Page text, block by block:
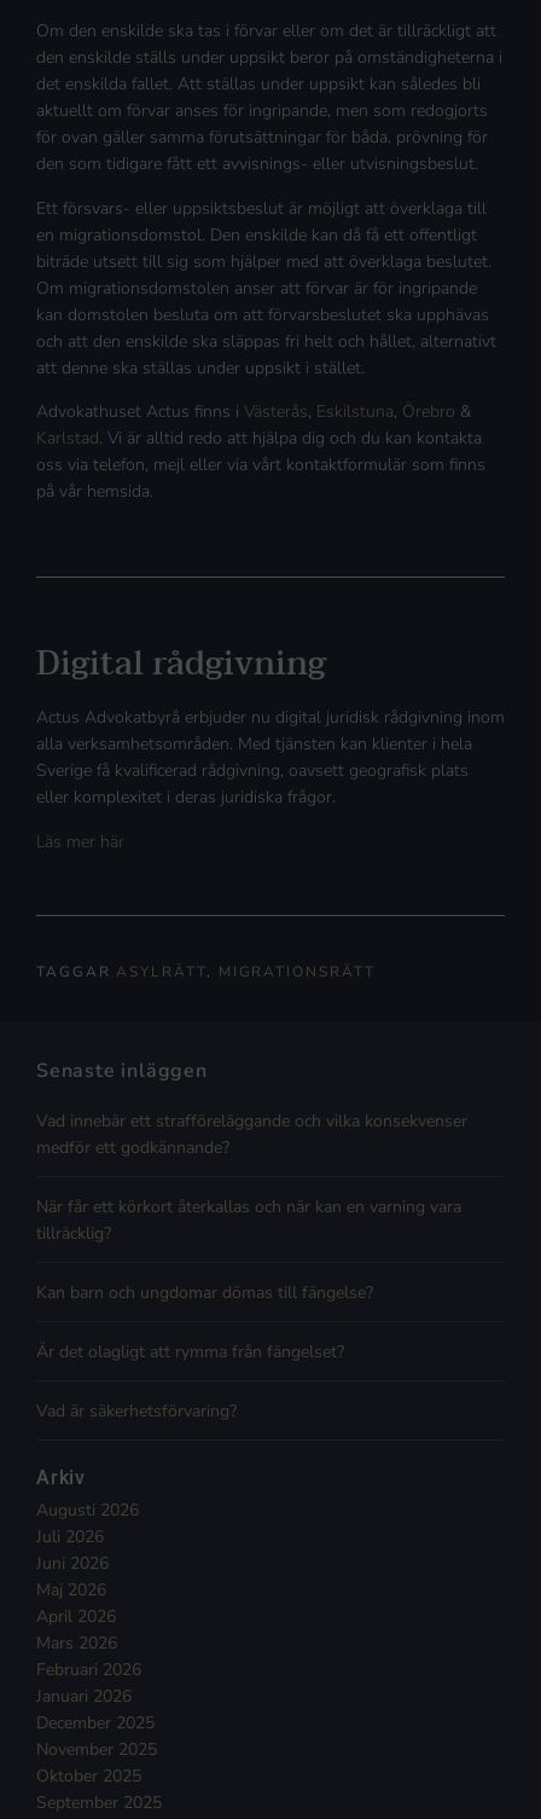
Om den enskilde ska tas i förvar eller om det är tillräckligt att
den enskilde ställs under uppsikt beror på omständigheterna i
det enskilda fallet. Att ställas under uppsikt kan således bli
aktuellt om förvar anses för ingripande, men som redogjorts
för ovan gäller samma förutsättningar för båda. prövning för
den som tidigare fått ett avvisnings- eller utvisningsbeslut.
Ett försvars- eller uppsiktsbeslut är möjligt att överklaga till
en migrationsdomstol. Den enskilde kan då få ett offentligt
biträde utsett till sig som hjälper med att överklaga beslutet.
Om migrationsdomstolen anser att förvar är för ingripande
kan domstolen besluta om att förvarsbeslutet ska upphävas
och att den enskilde ska släppas fri helt och hållet, alternativt
att denne ska ställas under uppsikt i stället.
Advokathuset Actus finns i Västerås, Eskilstuna, Örebro &
Karlstad. Vi är alltid redo att hjälpa dig och du kan kontakta
oss via telefon, mejl eller via vårt kontaktformulär som finns
på vår hemsida.
Digital rådgivning
Actus Advokatbyrå erbjuder nu digital juridisk rådgivning inom
alla verksamhetsområden. Med tjänsten kan klienter i hela
Sverige få kvalificerad rådgivning, oavsett geografisk plats
eller komplexitet i deras juridiska frågor.
Läs mer här
TAGGAR ASYLRÄTT, MIGRATIONSRÄTT
Senaste inläggen
Vad innebär ett strafföreläggande och vilka konsekvenser
medför ett godkännande?
När får ett körkort återkallas och när kan en varning vara
tillräcklig?
Kan barn och ungdomar dömas till fängelse?
Är det olagligt att rymma från fängelset?
Vad är säkerhetsförvaring?
Arkiv
Augusti 2026
Juli 2026
Juni 2026
Maj 2026
April 2026
Mars 2026
Februari 2026
Januari 2026
December 2025
November 2025
Oktober 2025
September 2025